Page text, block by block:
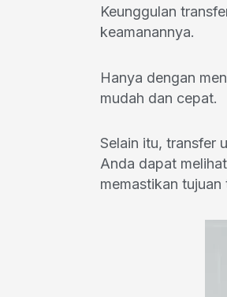
Keunggulan
keamanannya.
Hanya dengan
mudah dan cepat.
Selain itu, transfer
Anda dapat
memastikan tujuan